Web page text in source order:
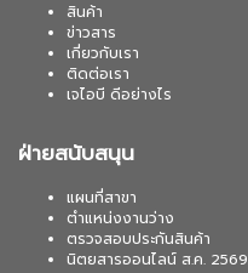
สินค้า
ข่าวสาร
เกี่ยวกับเรา
ติดต่อเรา
เจไอบี ดีอย่างไร
ฝ่ายสนับสนุน
แผนที่สาขา
ตำแหน่งงานว่าง
ตรวจสอบประกันสินค้า
นิตยสารออนไลน์ ส.ค. 2569